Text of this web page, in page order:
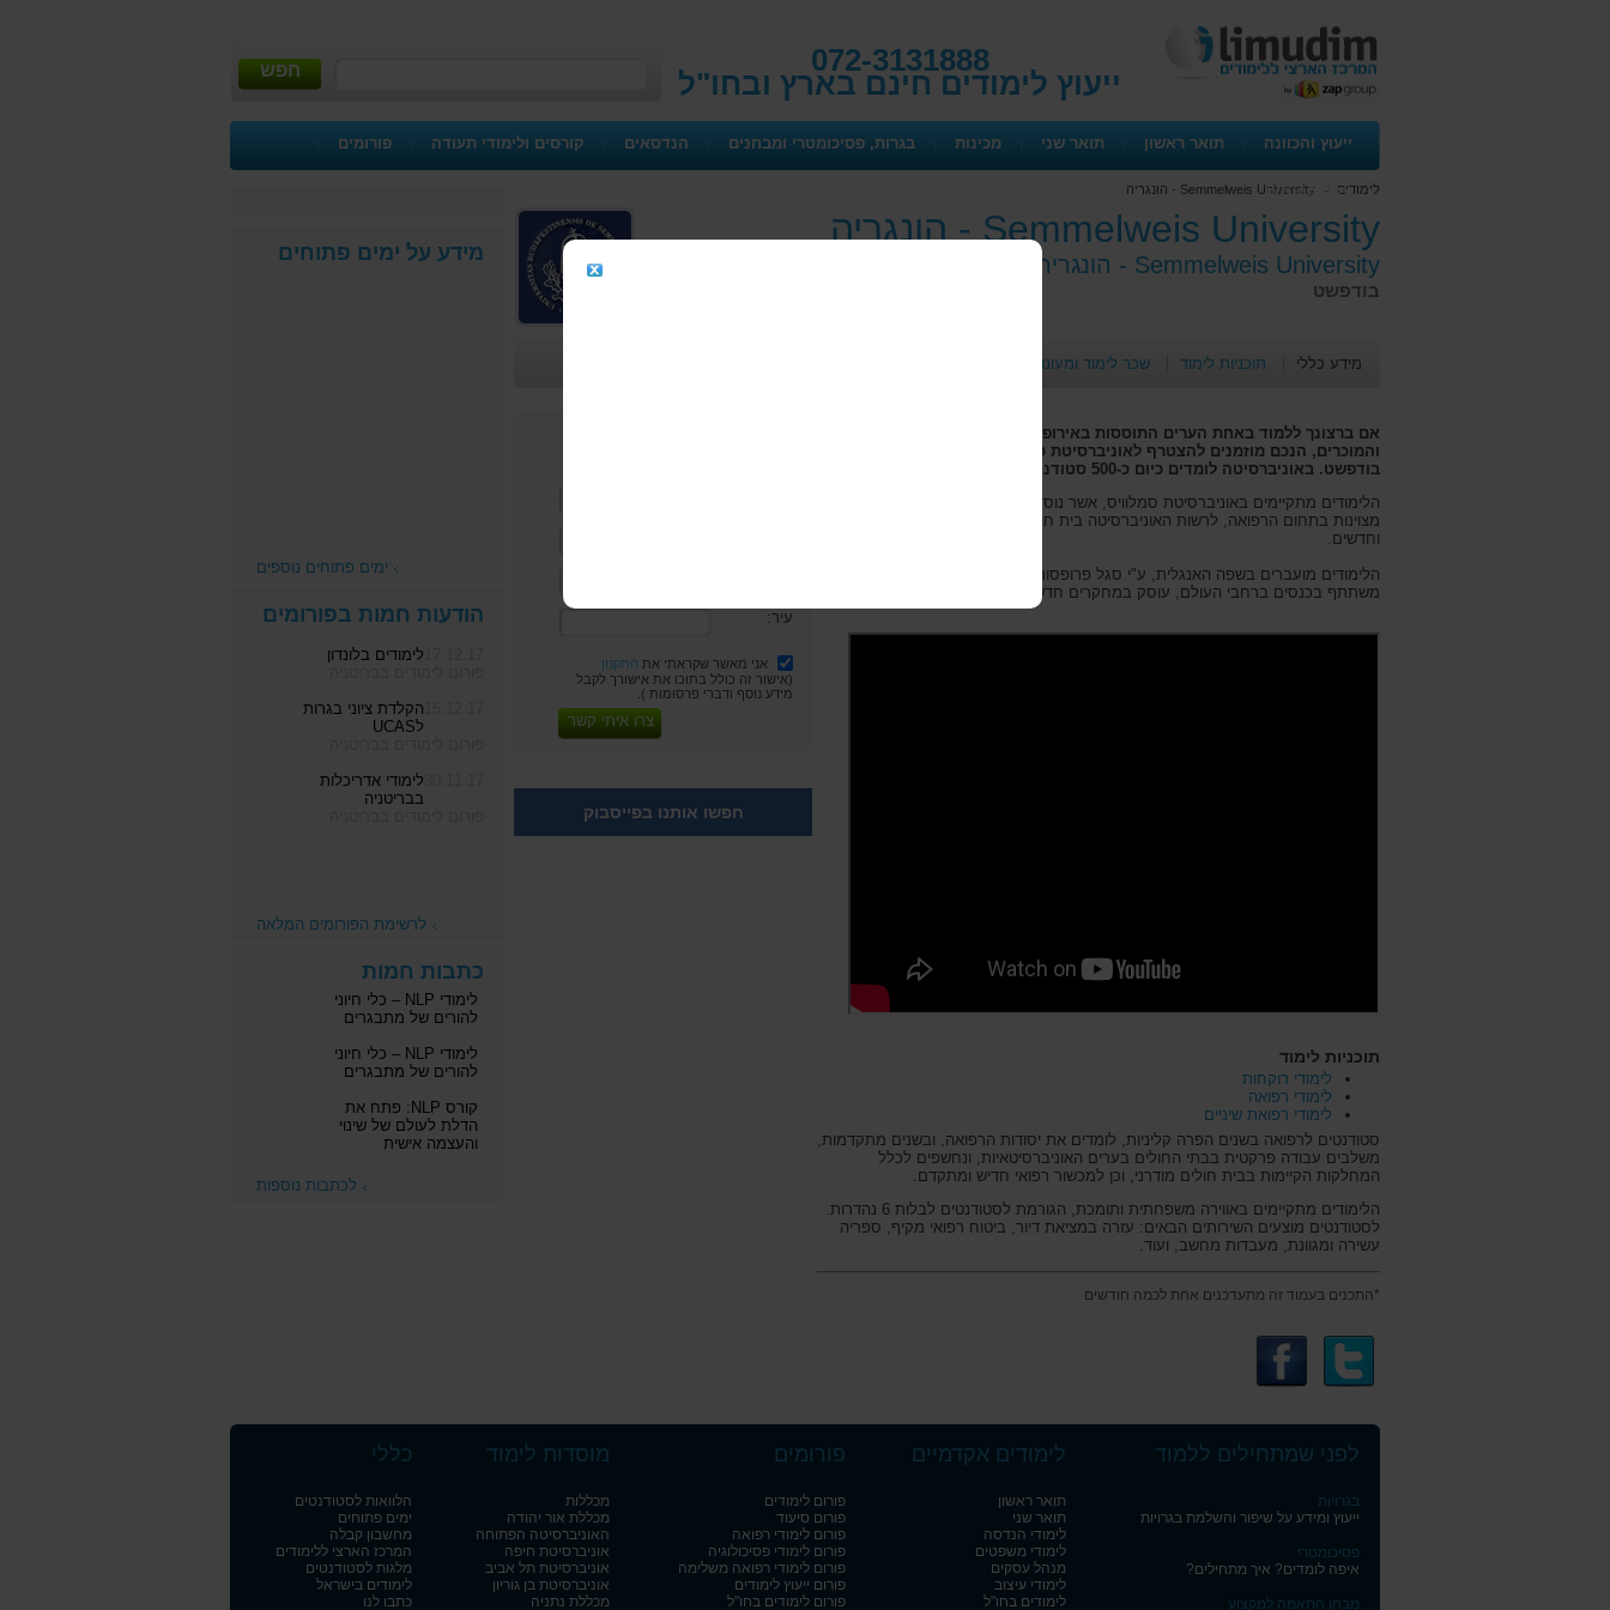
072-3131888
ייעוץ לימודים חינם בארץ ובחו"ל חפש
ייעוץ והכוונה תואר ראשון תואר שני מכינות בגרות, פסיכומטרי ומבחנים הנדסאים קורסים ולימודי תעודה פורומים
ימים פתוחיםלימודים > Semmelweis University - הונגריה
Semmelweis University - הונגריה
Semmelweis University - הונגריה -
בודפשט
מידע כללי תוכניות לימוד שכר לימוד ומעונות
עיר:
אני מאשר שקראתי את התקנון
(אישור זה כולל בתוכו את אישורך לקבל
מידע נוסף ודברי פרסומות ).
צרו איתי קשר
חפשו אותנו בפייסבוק
אם ברצונך ללמוד באחת הערים התוססות באירופה, במוסד אקדמי מבין הגדולים
והמוכרים, הנכם מוזמנים להצטרף לאוניברסיטת סמלוויס אשר ממוקמת בליבה של
בודפשט. באוניברסיטה לומדים כיום כ-500 סטודנטים ישראלים.
מצוינות בתחום הרפואה, לרשות האוניברסיטה בית חולים בו מתקיימים מחקרים רבים
וחדשים.
הלימודים מועברים בשפה האנגלית, ע"י סגל פרופסורים מוכר ובעל שם עולמי, אשר
משתתף בכנסים ברחבי העולם, עוסק במחקרים חדשים ומוציא לאור פרסומים.
תוכניות לימוד
לימודי רוקחות
לימודי רפואה
לימודי רפואת שיניים
סטודנטים לרפואה בשנים הפרה קליניות, לומדים את יסודות הרפואה, ובשנים מתקדמות,
משלבים עבודה פרקטית בבתי החולים בערים האוניברסיטאיות, ונחשפים לכלל
המחלקות הקיימות בבית חולים מודרני, וכן למכשור רפואי חדיש ומתקדם.
הלימודים מתקיימים באווירה משפחתית ותומכת, הגורמת לסטודנטים לבלות 6 נהדרות.
לסטודנטים מוצעים השירותים הבאים: עזרה במציאת דיור, ביטוח רפואי מקיף, ספריה
עשירה ומגוונת, מעבדות מחשב, ועוד.
*התכנים בעמוד זה מתעדכנים אחת לכמה חודשים
מידע על ימים פתוחים
ימים פתוחים נוספים
הודעות חמות בפורומים
לימודים בלונדון
הקלדת ציוני בגרות
לUCAS
לימודי אדריכלות
בבריטניה
לרשימת הפורומים המלאה
כתבות חמות
לימודי NLP – כלי חיוני
להורים של מתבגרים
לימודי NLP – כלי חיוני
להורים של מתבגרים
קורס NLP: פתח את
הדלת לעולם של שינוי
והעצמה אישית
לכתבות נוספות
לפני שמתחילים ללמוד
בגרויות
ייעוץ ומידע על שיפור והשלמת בגרויות
פסיכומטרי
איפה לומדים? איך מתחילים?
מבחן התאמה למקצוע
לימודים אקדמיים
תואר ראשון
תואר שני
לימודי הנדסה
לימודי משפטים
מנהל עסקים
לימודי עיצוב
לימודים בחו"ל
פורומים
פורום לימודים
פורום סיעוד
פורום לימודי רפואה
פורום לימודי פסיכולוגיה
פורום לימודי רפואה משלימה
פורום ייעוץ לימודים
פורום לימודים בחו"ל
מוסדות לימוד
מכללות
מכללת אור יהודה
האוניברסיטה הפתוחה
אוניברסיטת חיפה
אוניברסיטת תל אביב
אוניברסיטת בן גוריון
מכללת נתניה
כללי
הלוואות לסטודנטים
ימים פתוחים
מחשבון קבלה
המרכז הארצי ללימודים
מלגות לסטודנטים
לימודים בישראל
כתבו לנו